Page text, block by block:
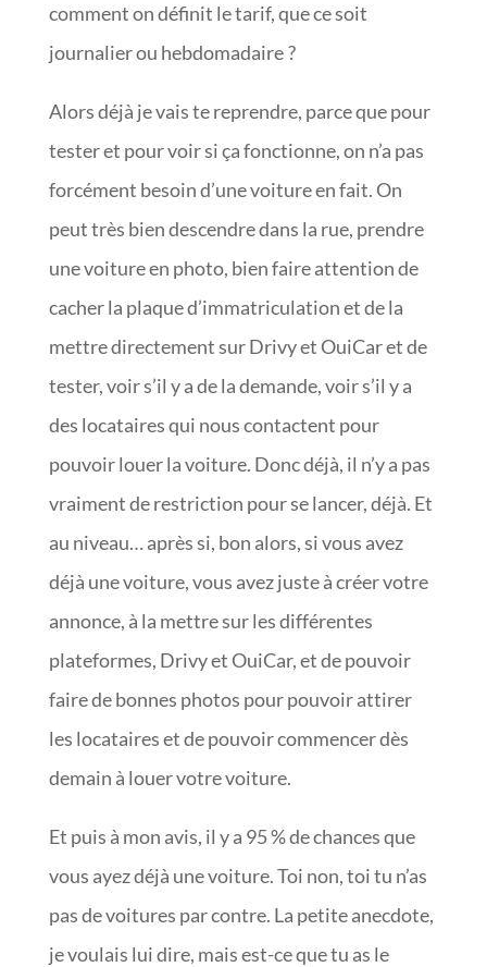
comment on définit le tarif, que ce soit
journalier ou hebdomadaire ?
Alors déjà je vais te reprendre, parce que pour
tester et pour voir si ça fonctionne, on n’a pas
forcément besoin d’une voiture en fait. On
peut très bien descendre dans la rue, prendre
une voiture en photo, bien faire attention de
cacher la plaque d’immatriculation et de la
mettre directement sur Drivy et OuiCar et de
tester, voir s’il y a de la demande, voir s’il y a
des locataires qui nous contactent pour
pouvoir louer la voiture. Donc déjà, il n’y a pas
vraiment de restriction pour se lancer, déjà. Et
au niveau… après si, bon alors, si vous avez
déjà une voiture, vous avez juste à créer votre
annonce, à la mettre sur les différentes
plateformes, Drivy et OuiCar, et de pouvoir
faire de bonnes photos pour pouvoir attirer
les locataires et de pouvoir commencer dès
demain à louer votre voiture.
Et puis à mon avis, il y a 95 % de chances que
vous ayez déjà une voiture. Toi non, toi tu n’as
pas de voitures par contre. La petite anecdote,
je voulais lui dire, mais est-ce que tu as le